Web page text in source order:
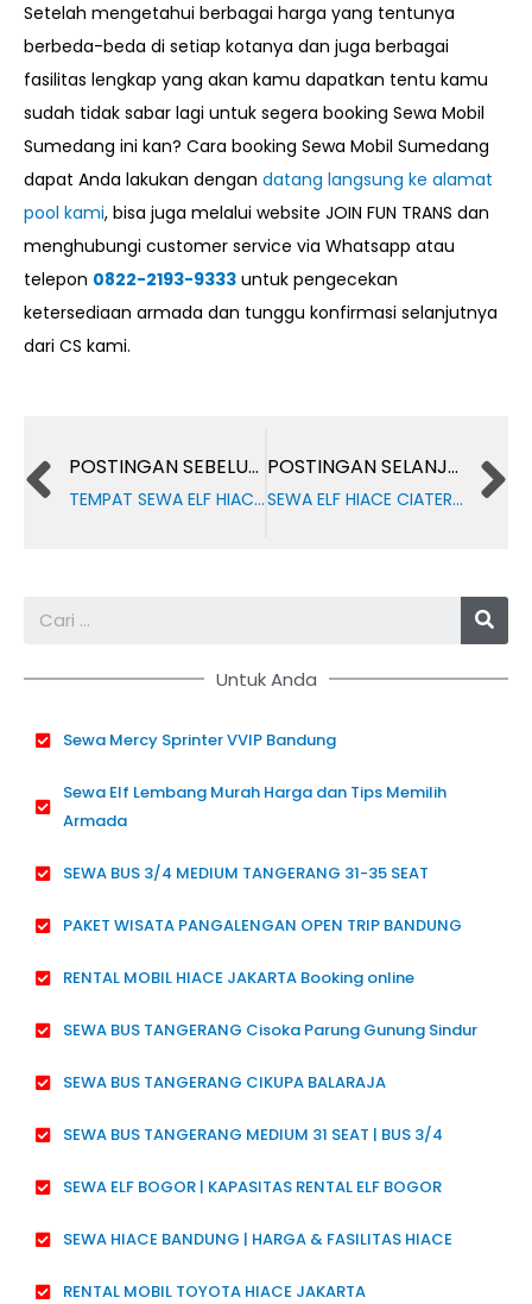
Setelah mengetahui berbagai harga yang tentunya
berbeda-beda di setiap kotanya dan juga berbagai
fasilitas lengkap yang akan kamu dapatkan tentu kamu
sudah tidak sabar lagi untuk segera booking Sewa Mobil
Sumedang ini kan? Cara booking Sewa Mobil Sumedang
dapat Anda lakukan dengan datang langsung ke alamat
pool kami, bisa juga melalui website JOIN FUN TRANS dan
menghubungi customer service via Whatsapp atau
telepon 0822-2193-9333 untuk pengecekan
ketersediaan armada dan tunggu konfirmasi selanjutnya
dari CS kami.
Prev POSTINGAN SEBELUMNYA
TEMPAT SEWA ELF HIACE SUBANG | RENTAL BUS SUBANG
POSTINGAN SELANJUTNYA
SEWA ELF HIACE CIATER SUBANG | RENTAL MOBIL CIATER
Untuk Anda
Sewa Mercy Sprinter VVIP Bandung
Sewa Elf Lembang Murah Harga dan Tips Memilih
Armada
SEWA BUS 3/4 MEDIUM TANGERANG 31-35 SEAT
PAKET WISATA PANGALENGAN OPEN TRIP BANDUNG
RENTAL MOBIL HIACE JAKARTA Booking online
SEWA BUS TANGERANG Cisoka Parung Gunung Sindur
SEWA BUS TANGERANG CIKUPA BALARAJA
SEWA BUS TANGERANG MEDIUM 31 SEAT | BUS 3/4
SEWA ELF BOGOR | KAPASITAS RENTAL ELF BOGOR
SEWA HIACE BANDUNG | HARGA & FASILITAS HIACE
RENTAL MOBIL TOYOTA HIACE JAKARTA